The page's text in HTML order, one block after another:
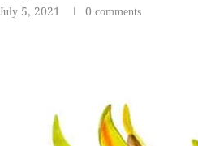
July 5, 2021 0 comments